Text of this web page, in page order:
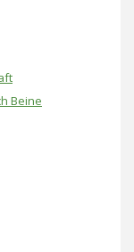
Beine